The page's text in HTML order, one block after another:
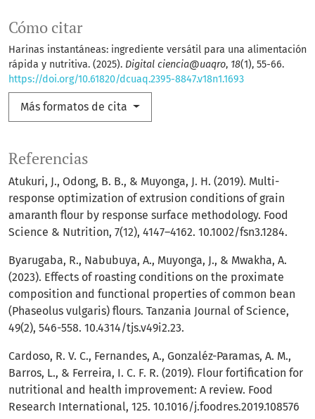
Cómo citar
Harinas instantáneas: ingrediente versátil para una alimentación
rápida y nutritiva. (2025). Digital ciencia@uaqro, 18(1), 55-66.
https://doi.org/10.61820/dcuaq.2395-8847.v18n1.1693
Más formatos de cita
Referencias
Atukuri, J., Odong, B. B., & Muyonga, J. H. (2019). Multi-
response optimization of extrusion conditions of grain
amaranth flour by response surface methodology. Food
Science & Nutrition, 7(12), 4147–4162. 10.1002/fsn3.1284.
Byarugaba, R., Nabubuya, A., Muyonga, J., & Mwakha, A.
(2023). Effects of roasting conditions on the proximate
composition and functional properties of common bean
(Phaseolus vulgaris) flours. Tanzania Journal of Science,
49(2), 546-558. 10.4314/tjs.v49i2.23.
Cardoso, R. V. C., Fernandes, A., Gonzaléz-Paramas, A. M.,
Barros, L., & Ferreira, I. C. F. R. (2019). Flour fortification for
nutritional and health improvement: A review. Food
Research International, 125. 10.1016/j.foodres.2019.108576